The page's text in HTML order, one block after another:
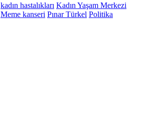
kadın hastalıkları Kadın Yaşam Merkezi
Meme kanseri Pınar Türkel Politika